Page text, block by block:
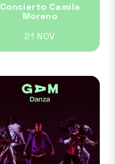
Concierto Camila
Moreno
21 NOV